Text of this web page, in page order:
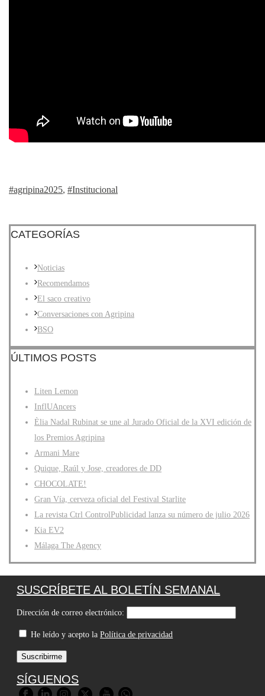
#agripina2025, #Institucional
CATEGORÍAS
Noticias
Recomendamos
El saco creativo
Conversaciones con Agripina
BSO
ÚLTIMOS POSTS
Liten Lemon
InflUAncers
Èlia Nadal Rubinat se une al Jurado Oficial de la XVI edición de
los Premios Agripina
Armani Mare
Quique, Raúl y Jose, creadores de DD
CHOCOLATE!
Gran Vía, cerveza oficial del Festival Starlite
La revista Ctrl ControlPublicidad lanza su número de julio 2026
Kia EV2
Málaga The Agency
SUSCRÍBETE AL BOLETÍN SEMANAL
Dirección de correo electrónico:
He leído y acepto laPolítica de privacidad
SÍGUENOS